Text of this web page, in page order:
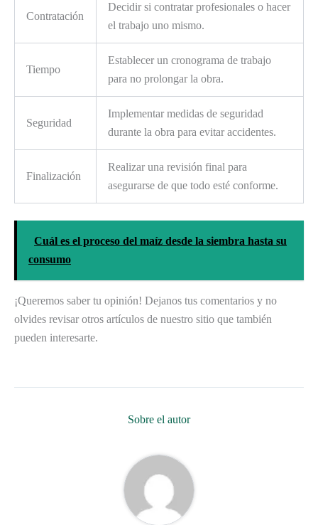
Contratación
Decidir si contratar profesionales o hacer
el trabajo uno mismo.
Tiempo
Establecer un cronograma de trabajo
para no prolongar la obra.
Seguridad
Implementar medidas de seguridad
durante la obra para evitar accidentes.
Finalización
Realizar una revisión final para
asegurarse de que todo esté conforme.
Cuál es el proceso del maíz desde la siembra hasta su
consumo
¡Queremos saber tu opinión! Dejanos tus comentarios y no
olvides revisar otros artículos de nuestro sitio que también
pueden interesarte.
Sobre el autor